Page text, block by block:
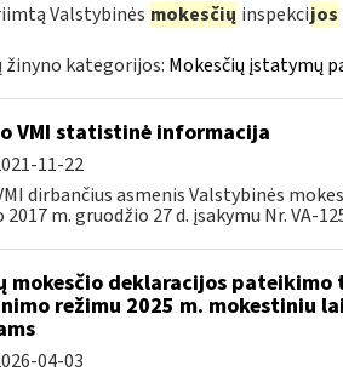
Valstybinės mokesčių inspekcijos
žinyno kategorijos: Mokesčių įstatymų
VMI statistinė informacija
11-22
dirbančius asmenis Valstybinės
m. gruodžio 27 d. įsakymu Nr. VA-
mokesčio deklaracijos
režimu 2025 m. mokestiniu
04-03